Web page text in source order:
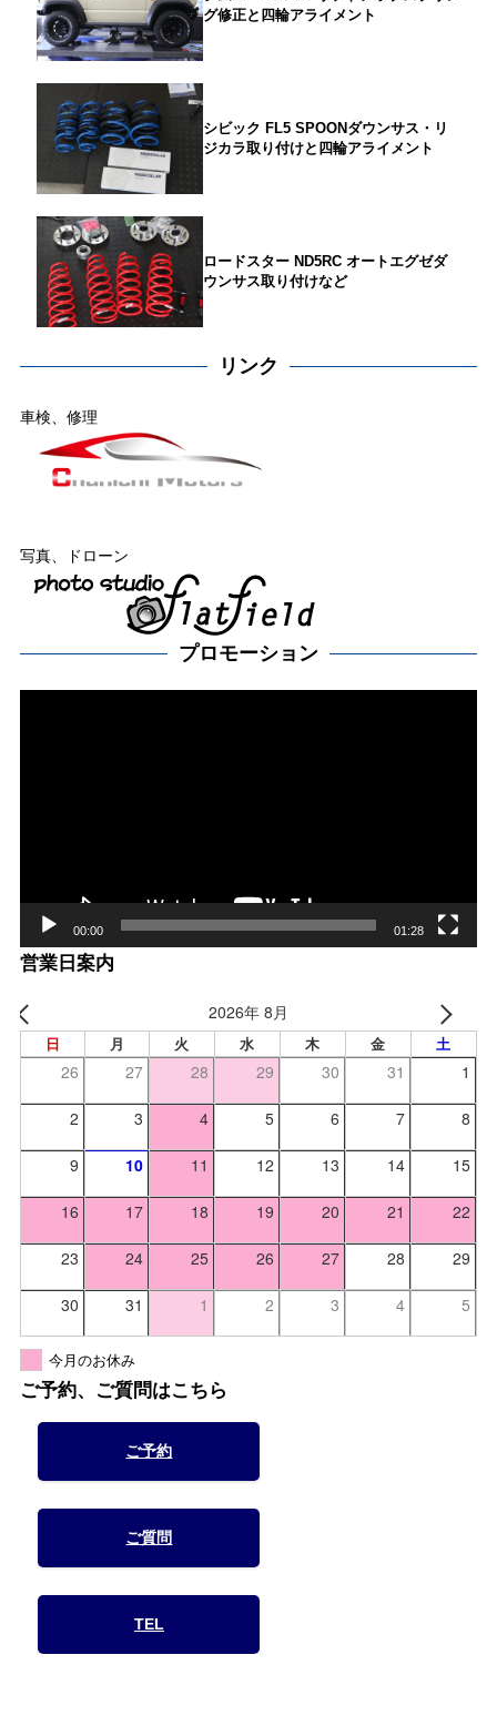
グ修正と四輪アライメント
シビック FL5 SPOONダウンサス・リ
ジカラ取り付けと四輪アライメント
ロードスター ND5RC オートエグゼダ
ウンサス取り付けなど
リンク
車検、修理
写真、ドローン
プロモーション
00:00 01:28
営業日案内
2026年 8月
日 月 火 水 木 金 土
26 27 28 29 30 31 1
2 3 4 5 6 7 8
9 10 11 12 13 14 15
16 17 18 19 20 21 22
23 24 25 26 27 28 29
30 31 1 2 3 4 5
今月のお休み
ご予約、ご質問はこちら
ご予約
ご質問
TEL